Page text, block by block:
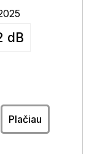
dB
Plačiau